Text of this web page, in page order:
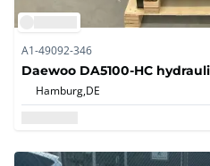
A1-49092-346
Daewoo DA5100-HC
Hamburg,DE